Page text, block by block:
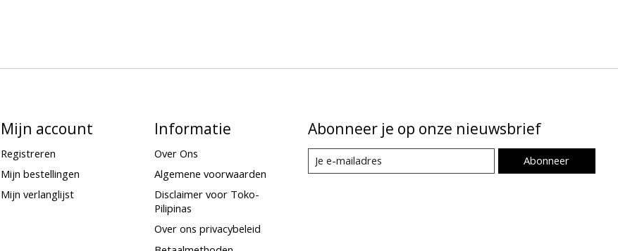
Mijn account
Registreren
Mijn bestellingen
Mijn verlanglijst
Informatie
Over Ons
Algemene voorwaarden
Disclaimer voor Toko-
Pilipinas
Over ons privacybeleid
Abonneer je op onze nieuwsbrief
Abonneer